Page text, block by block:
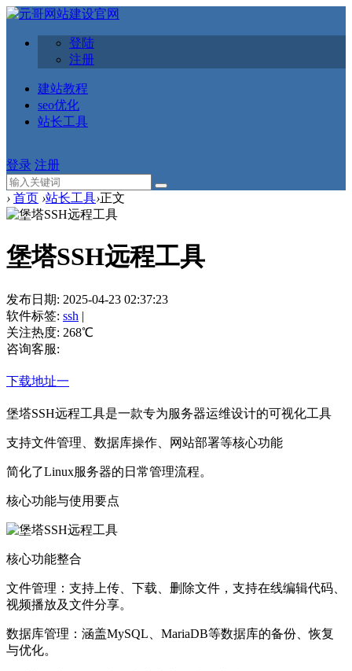
登陆
注册
建站教程
seo优化
站长工具
登录 注册
› 首页 ›站长工具›正文
堡塔SSH远程工具
发布日期: 2025-04-23 02:37:23
软件标签: ssh |
关注热度: 268℃
咨询客服:
下载地址一
堡塔SSH远程工具是一款专为服务器运维设计的可视化工具
支持文件管理、数据库操作、网站部署等核心功能
简化了Linux服务器的日常管理流程‌。‌
核心功能与使用要点
‌核心功能整合‌
‌文件管理‌：支持上传、下载、删除文件，支持在线编辑代码、
视频播放及文件分享。
‌数据库管理‌：涵盖MySQL、MariaDB等数据库的备份、恢复
与优化。